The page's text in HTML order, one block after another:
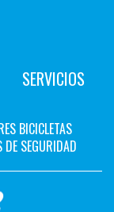
SERVICIOS
BICICLETAS
DE SEGURIDAD